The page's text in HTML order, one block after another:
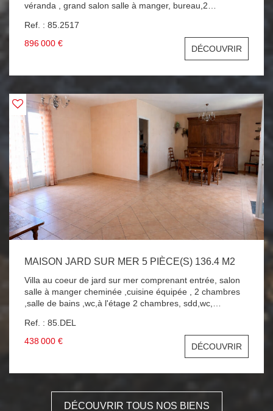
véranda , grand salon salle à manger, bureau,2
donnant directement sur le salon , à l'étage 3 chambres
,salle d'eau avec wc , grand garage double avec cave ,
terrain clos et bien exposé de 1174 m2 , chauffage au sol
par géothermie . RARE !!! PROPRIETE DE STANDING AU
COEUR DE JARD SUR MER !!! A SAISIR !!!
Ref. : 85.2517
896 000 €
DÉCOUVRIR
MAISON JARD SUR MER 5 PIÈCE(S) 136.4 M2
Villa au coeur de jard sur mer comprenant entrée, salon
salle à manger cheminée ,cuisine équipée , 2 chambres
,salle de bains ,wc,à l'étage 2 chambres, sdd,wc,
calme . A SAISIR VILLA AU CENTRE JARD SUR MER !!!
Ref. : 85.DEL
438 000 €
DÉCOUVRIR
DÉCOUVRIR TOUS NOS BIENS